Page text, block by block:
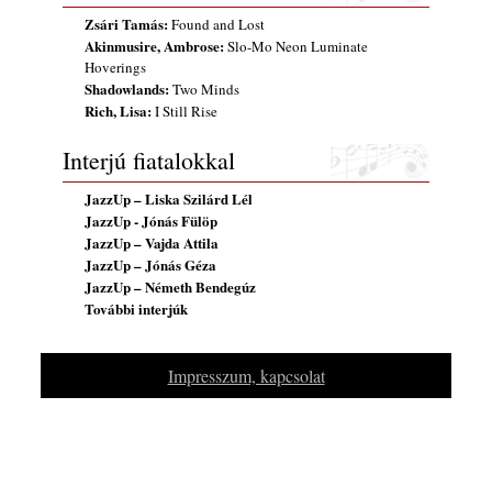
2026. július 31.
Magyar jazzmuzsikus szülők és zenész
gyermekeik – 42. rész: Vörös László +
Vörösné Strausz Eszter + Vörös Bence
2026. július 30.
The Next Generation — 11. rész: Horváth
Szabolcs
2026. július 25.
Eged Márton: Old Songs
2026. július 25.
FREE JAZZ ALBUMS 2026 - 134. rész
2026. július 16.
A free jazz kiemelkedő alakjai - 79. rész:
Marion Brown
2026. július 13.
Zsári Tamás:Found and Lost
Akinmusire, Ambrose:Slo-Mo Neon Luminate
Hoverings
Shadowlands:Two Minds
Rich, Lisa:I Still Rise
Interjú fiatalokkal
JazzUp – Liska Szilárd Lél
JazzUp - Jónás Fülöp
JazzUp – Vajda Attila
JazzUp – Jónás Géza
JazzUp – Németh Bendegúz
További interjúk
Impresszum, kapcsolat